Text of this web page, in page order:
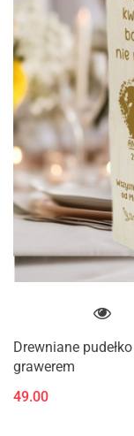
Drewniane
grawerem
49.00